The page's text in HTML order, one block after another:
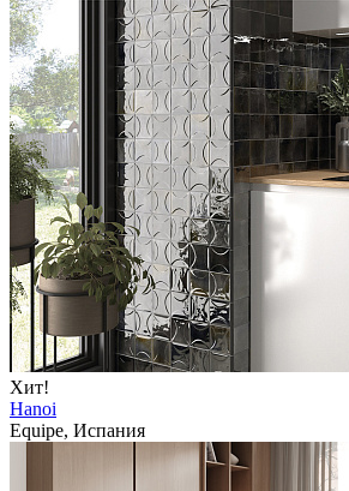
Хит!
Hanoi
Equipe, Испания